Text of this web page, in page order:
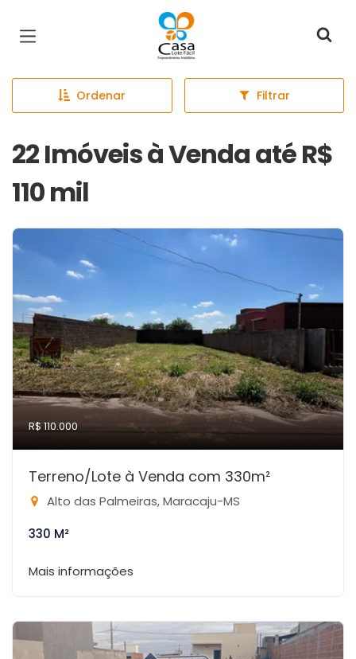
Página inicial
Ordenar Filtrar
22 Imóveis à Venda até R$
110 mil
R$ 110.000
Terreno/Lote à Venda com 330m²
Alto das Palmeiras, Maracaju-MS
330 M²
Mais informações